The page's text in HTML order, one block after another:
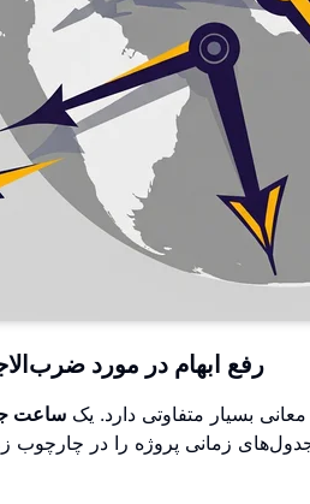
رفع ابهام در مورد
بسیار متفاوتی دارد. یک ساعت
زمانی پروژه را در چارچوب